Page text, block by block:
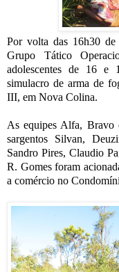
Por volta das 16h30
Grupo Tático
adolescentes de 16 e
simulacro de arma de
III, em Nova Colina.
As equipes Alfa, Bravo
sargentos Silvan,
Sandro Pires, Claudio
R. Gomes foram
a comércio no